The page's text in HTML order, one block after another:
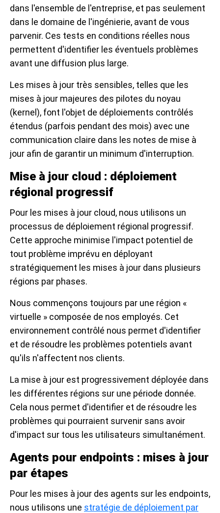
dans l'ensemble de l'entreprise, et pas seulement
dans le domaine de l'ingénierie, avant de vous
parvenir. Ces tests en conditions réelles nous
permettent d'identifier les éventuels problèmes
avant une diffusion plus large.
Les mises à jour très sensibles, telles que les
mises à jour majeures des pilotes du noyau
(kernel), font l'objet de déploiements contrôlés
étendus (parfois pendant des mois) avec une
communication claire dans les notes de mise à
jour afin de garantir un minimum d'interruption.
Mise à jour cloud : déploiement
régional progressif
Pour les mises à jour cloud, nous utilisons un
processus de déploiement régional progressif.
Cette approche minimise l'impact potentiel de
tout problème imprévu en déployant
stratégiquement les mises à jour dans plusieurs
régions par phases.
Nous commençons toujours par une région «
virtuelle » composée de nos employés. Cet
environnement contrôlé nous permet d'identifier
et de résoudre les problèmes potentiels avant
qu'ils n'affectent nos clients.
La mise à jour est progressivement déployée dans
les différentes régions sur une période donnée.
Cela nous permet d'identifier et de résoudre les
problèmes qui pourraient survenir sans avoir
d'impact sur tous les utilisateurs simultanément.
Agents pour endpoints : mises à jour
par étapes
Pour les mises à jour des agents sur les endpoints,
nous utilisons une stratégie de déploiement par